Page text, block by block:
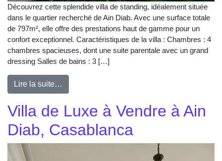
Découvrez cette splendide villa de standing, idéalement située
dans le quartier recherché de Ain Diab. Avec une surface totale
de 797m², elle offre des prestations haut de gamme pour un
confort exceptionnel. Caractéristiques de la villa : Chambres : 4
chambres spacieuses, dont une suite parentale avec un grand
dressing Salles de bains : 3 […]
Lire la suite…
Villa de Luxe à Vendre à Ain
Diab, Casablanca